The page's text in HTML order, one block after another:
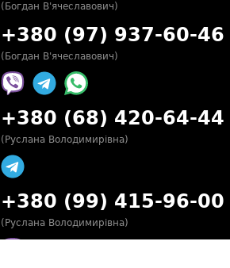
(Богдан В'ячеславович)
+380 (97) 937-60-46
(Богдан В'ячеславович)
+380 (68) 420-64-44
(Руслана Володимирівна)
+380 (99) 415-96-00
(Руслана Володимирівна)